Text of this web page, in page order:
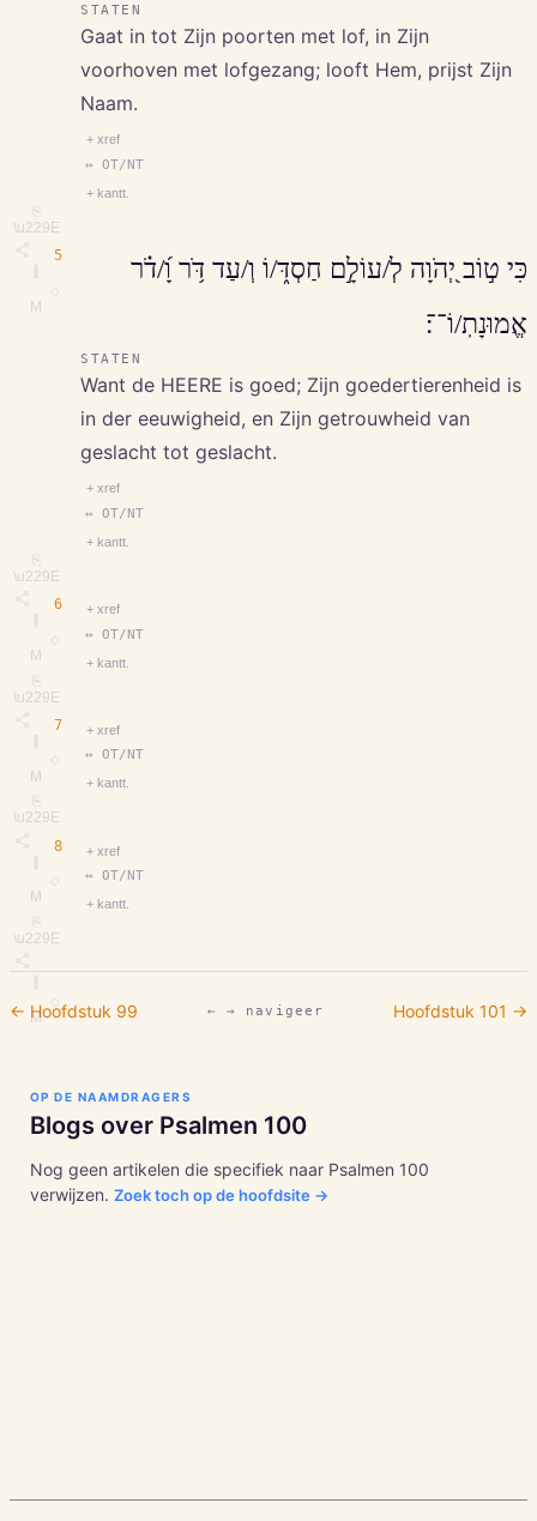
⎘
\u229E
M
STATEN
Gaat in tot Zijn poorten met lof, in Zijn
voorhoven met lofgezang; looft Hem, prijst Zijn
Naam.
+ xref
↔ OT/NT
+ kantt.
5
⎘
\u229E
M
כִּי ט֣וֹב יְ֭הֹוָה לְ/עוֹלָ֣ם חַסְדּ֑/וֹ וְ/עַד דֹּ֥ר וָ֝/דֹ֗ר
אֱמוּנָתֽ/וֹ־־׃
STATEN
Want de HEERE is goed; Zijn goedertierenheid is
in der eeuwigheid, en Zijn getrouwheid van
geslacht tot geslacht.
+ xref
↔ OT/NT
+ kantt.
6
⎘
\u229E
M
+ xref
↔ OT/NT
+ kantt.
7
⎘
\u229E
M
+ xref
↔ OT/NT
+ kantt.
8
⎘
\u229E
M
+ xref
↔ OT/NT
+ kantt.
← Hoofdstuk 99 ← → navigeer Hoofdstuk 101 →
OP DE NAAMDRAGERS
Blogs over Psalmen 100
Nog geen artikelen die specifiek naar Psalmen 100
verwijzen. Zoek toch op de hoofdsite →